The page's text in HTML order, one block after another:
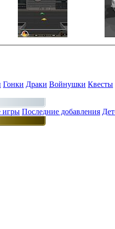
Гонки Драки Войнушки Квесты
игры Последние добавления